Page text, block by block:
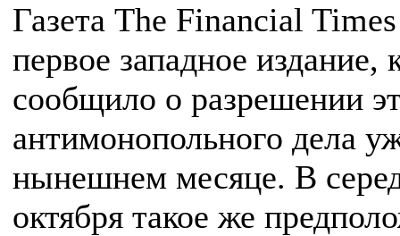
Газета The Financial
первое западное издание,
сообщило о разрешении
антимонопольного дела
нынешнем месяце. В
октября такое же